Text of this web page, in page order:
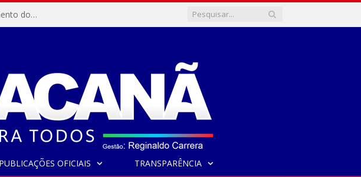
Resex Maracanã avança no processo de gestão e ordenamento do turismo em nossas áreas protegidas.
PUBLICAÇÕES OFICIAIS TRANSPARÊNCIA